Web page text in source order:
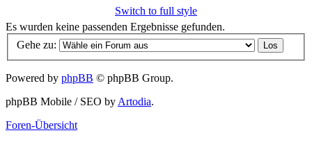
Switch to full style
Es wurden keine passenden Ergebnisse gefunden.
Gehe zu:
Powered by phpBB © phpBB Group.
phpBB Mobile / SEO byArtodia.
Foren-Übersicht